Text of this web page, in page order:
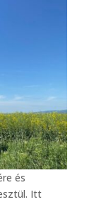
és
Itt